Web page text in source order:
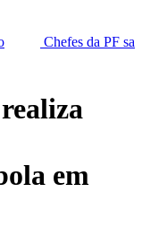
em defesa de
em